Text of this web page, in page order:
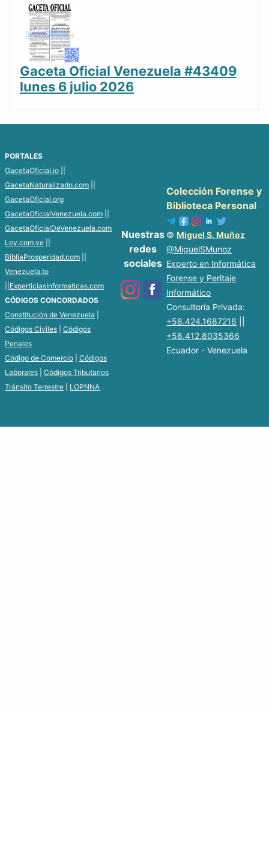
Gaceta Oficial Venezuela #43409
lunes 6 julio 2026
PORTALES
GacetaOficial.io
GacetaNaturalizado.com
GacetaOficial.org
GacetaOficialVenezuela.com
GacetaOficialDeVenezuela.com
Ley.com.ve
BibliaProsperidad.com
Venezuela.to
ExperticiasInformaticas.com
CÓDIGOS CONCORDADOS
Constitución de Venezuela
Códigos Civiles
Códigos
Penales
Código de Comercio
Códigos
Laborales
Códigos Tributarios
Tránsito Terrestre
LOPNNA
Nuestras
redes
sociales
Colección Forense y
Biblioteca Personal
©Miguel S. Muñoz
@MiguelSMunoz
Experto en Informática
Forense y Peritaje
Informático
Consultoría Privada:
+58.424.1687216
+58.412.8035366
Ecuador - Venezuela